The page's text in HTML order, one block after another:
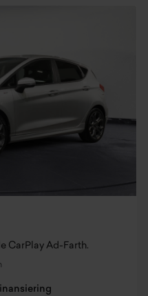
CarPlay Ad-Farth.